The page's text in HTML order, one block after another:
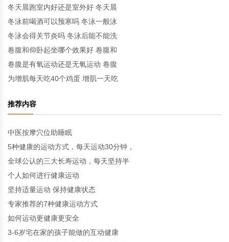
冬天晨跑室内好还是室外好 冬天晨
冬泳前喝酒可以预寒吗 冬泳一般泳
冬泳会得关节炎吗 冬泳后能不能洗
卷腹和仰卧起坐哪个效果好 卷腹和
卷腹是有氧运动还是无氧运动 卷腹
为增肌每天吃40个鸡蛋 增肌一天吃
推荐内容
中医按摩穴位助睡眠
5种健康的运动方式，每天运动30分钟，
全球公认的三大长寿运动，每天坚持半
个人如何进行健康运动
坚持适量运动 保持健康状态
专家推荐的7种健康运动方式
如何运动更健康更安全
3-6岁宅在家的孩子能做的互动健康